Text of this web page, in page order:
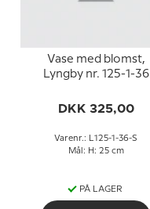
Vase med blomst,
Lyngby nr. 125-1-36
DKK 325,00
Varenr.: L125-1-36-S
Mål: H: 25 cm
PÅ LAGER